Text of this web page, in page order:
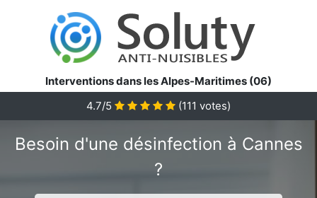
Interventions dans les Alpes-Maritimes (06)
4.7/5 (111 votes)
Besoin d'une désinfection à Cannes
?